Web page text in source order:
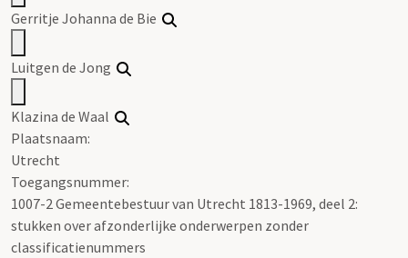
Gerritje Johanna de Bie
Luitgen de Jong
Klazina de Waal
Plaatsnaam:
Utrecht
Toegangsnummer:
1007-2 Gemeentebestuur van Utrecht 1813-1969, deel 2:
stukken over afzonderlijke onderwerpen zonder
classificatienummers